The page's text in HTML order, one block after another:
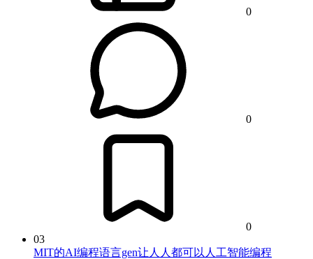
0
0
0
03
MIT的AI编程语言gen让人人都可以人工智能编程